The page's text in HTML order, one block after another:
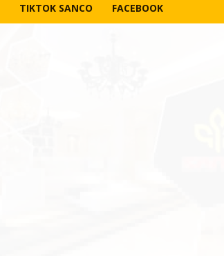
TIKTOK SANCO FACEBOOK